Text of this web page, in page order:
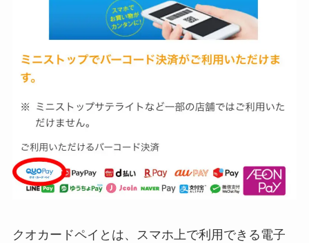
クオカードペイとは、スマホ上で利用できる電子